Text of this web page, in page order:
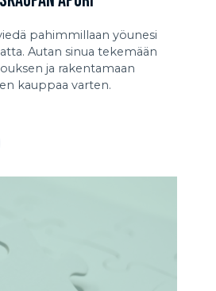
pahimmillaan yöunesi
Autan sinua tekemään
ja rakentamaan
kauppaa varten.